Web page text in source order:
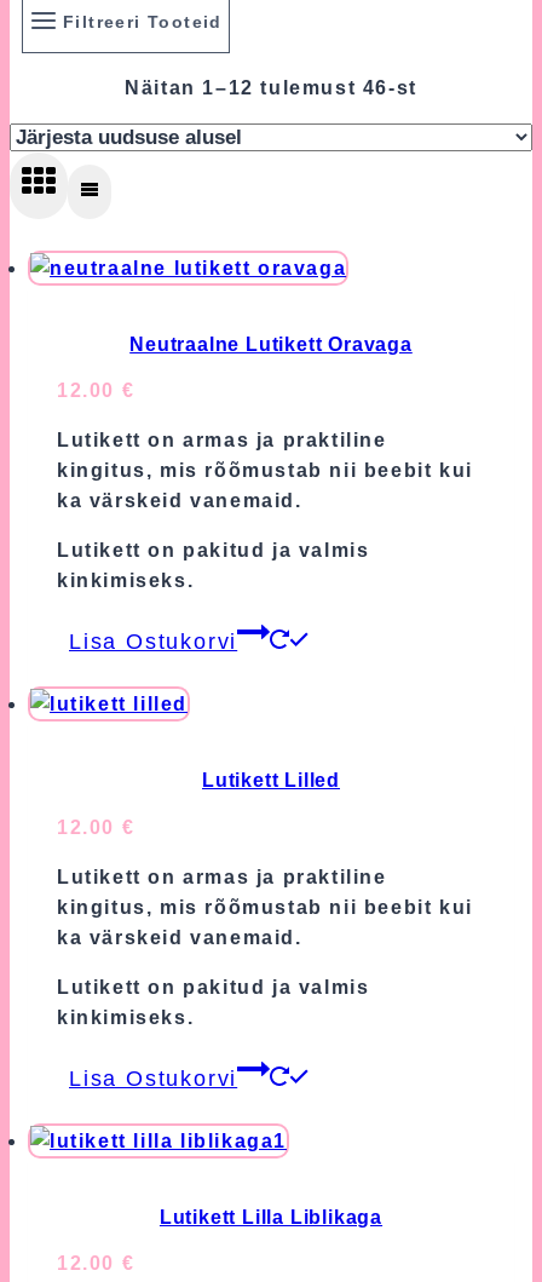
Filtreeri Tooteid
Näitan 1–12 tulemust 46-st
latest
Neutraalne Lutikett Oravaga
12.00 €
Lutikett on armas ja praktiline
kingitus, mis rõõmustab nii beebit kui
ka värskeid vanemaid.
Lutikett on pakitud ja valmis
kinkimiseks.
Lisa Ostukorvi
Lutikett Lilled
12.00 €
Lutikett on armas ja praktiline
kingitus, mis rõõmustab nii beebit kui
ka värskeid vanemaid.
Lutikett on pakitud ja valmis
kinkimiseks.
Lisa Ostukorvi
Lutikett Lilla Liblikaga
12.00 €